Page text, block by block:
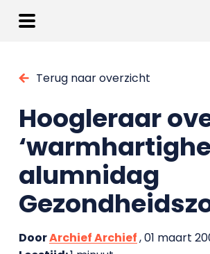
Terug naar overzicht
Hoogleraar
alumnidag
DoorArchief Archief, 01 maart